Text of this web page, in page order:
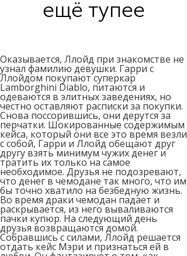
ещё тупее
Оказывается, Ллойд при знакомстве не
узнал фамилию девушки. Гарри с
Ллойдом покупают суперкар
Lamborghini Diablo, питаются и
одеваются в элитных заведениях, но
честно оставляют расписки за покупки.
Снова поссорившись, они дерутся за
перчатки. Шокированные содержимым
кейса, который они все это время везли
с собой, Гарри и Ллойд обещают друг
другу взять минимум чужих денег и
тратить их только на самое
необходимое. Друзья не подозревают,
что денег в чемодане так много, что им
бы точно хватило на безбедную жизнь.
Во время драки чемодан падает и
раскрывается, из него вываливаются
пачки купюр. На следующий день
друзья возвращаются домой.
Собравшись с силами, Ллойд решается
отдать кейс Мэри и признаться ей в